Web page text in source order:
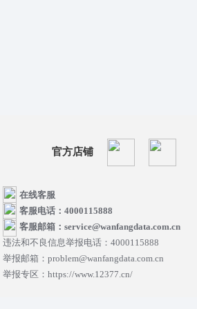
官方店铺
在线客服
客服电话：4000115888
客服邮箱：service@wanfangdata.com.cn
违法和不良信息举报电话：4000115888
举报邮箱：problem@wanfangdata.com.cn
举报专区：https://www.12377.cn/